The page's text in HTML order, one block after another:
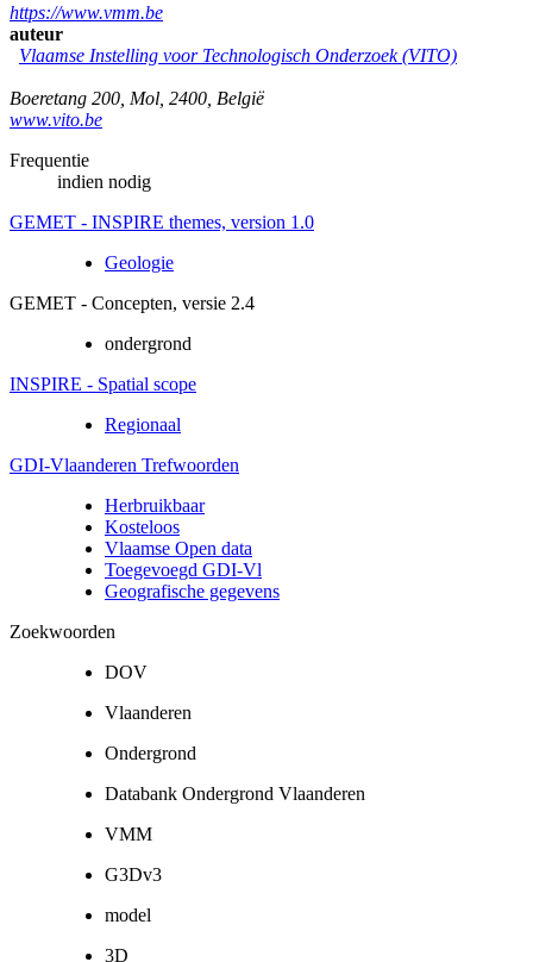
https://www.vmm.be
auteur
Vlaamse Instelling voor Technologisch Onderzoek (VITO)
Boeretang 200 Mol 2400 België
www.vito.be
Frequentie
indien nodig
GEMET - INSPIRE themes, version 1.0
Geologie
GEMET - Concepten, versie 2.4
ondergrond
INSPIRE - Spatial scope
Regionaal
GDI-Vlaanderen Trefwoorden
Herbruikbaar
Kosteloos
Vlaamse Open data
Toegevoegd GDI-Vl
Geografische gegevens
Zoekwoorden
DOV
Vlaanderen
Ondergrond
Databank Ondergrond Vlaanderen
VMM
G3Dv3
model
3D